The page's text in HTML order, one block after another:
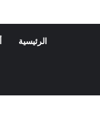
الرئيسية